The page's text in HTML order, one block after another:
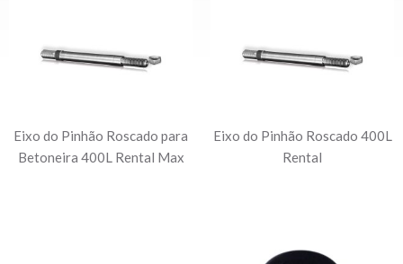
Eixo do Pinhão Roscado para
Betoneira 400L Rental Max
Eixo do Pinhão Roscado 400L
Rental